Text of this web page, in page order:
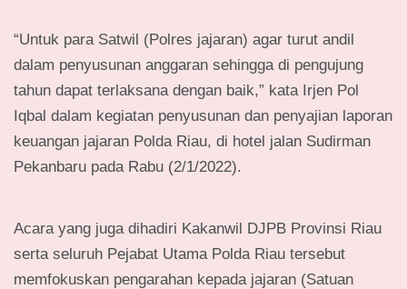
“Untuk para Satwil (Polres jajaran) agar turut andil
dalam penyusunan anggaran sehingga di pengujung
tahun dapat terlaksana dengan baik,” kata Irjen Pol
Iqbal dalam kegiatan penyusunan dan penyajian laporan
keuangan jajaran Polda Riau, di hotel jalan Sudirman
Pekanbaru pada Rabu (2/1/2022).
Acara yang juga dihadiri Kakanwil DJPB Provinsi Riau
serta seluruh Pejabat Utama Polda Riau tersebut
memfokuskan pengarahan kepada jajaran (Satuan